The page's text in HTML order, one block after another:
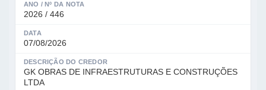
ANO / Nº DA NOTA
2026 / 446
DATA
07/08/2026
DESCRIÇÃO DO CREDOR
GK OBRAS DE INFRAESTRUTURAS E CONSTRUÇÕES
LTDA